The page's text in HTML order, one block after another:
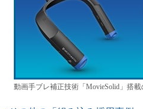
動画手ブレ補正技術「MovieSolid」搭